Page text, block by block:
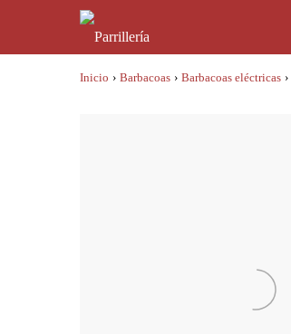
Inicio › Barbacoas › Barbacoas eléctricas ›